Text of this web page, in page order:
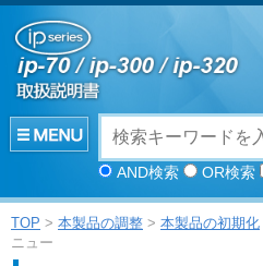
AND検索 OR検索
TOP > 本製品の調整 > 本製品の初期化
ニュー